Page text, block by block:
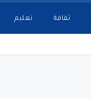
ثقافة تعليم